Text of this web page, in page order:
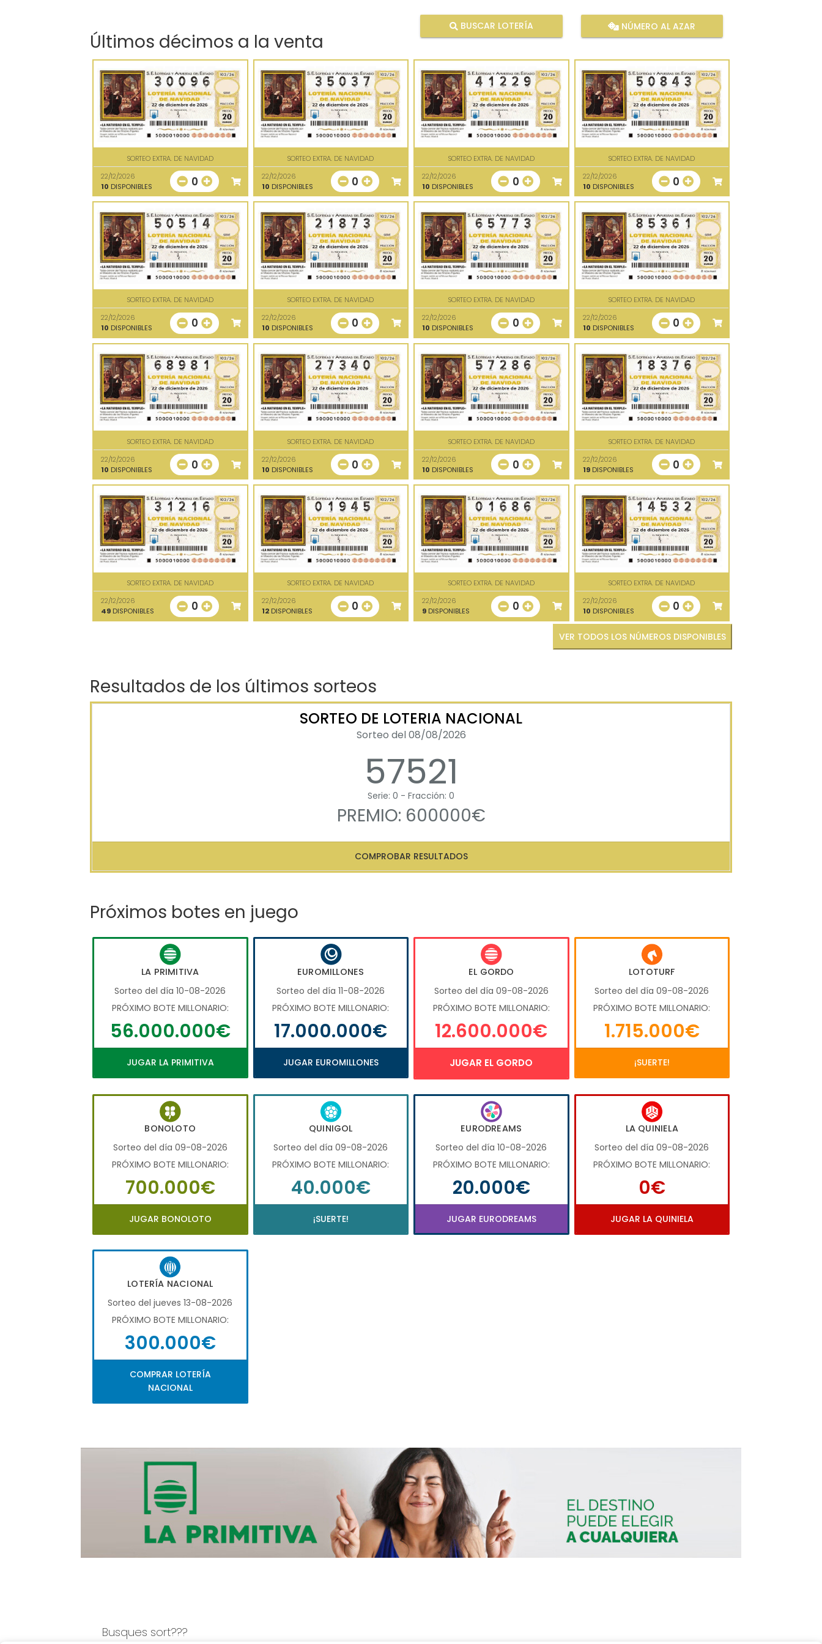
Últimos décimos a la venta
BUSCAR LOTERÍA NÚMERO AL AZAR
SORTEO EXTRA. DE NAVIDAD
22/12/2026
10 DISPONIBLES 0
SORTEO EXTRA. DE NAVIDAD
22/12/2026
10 DISPONIBLES 0
SORTEO EXTRA. DE NAVIDAD
22/12/2026
10 DISPONIBLES 0
SORTEO EXTRA. DE NAVIDAD
22/12/2026
10 DISPONIBLES 0
SORTEO EXTRA. DE NAVIDAD
22/12/2026
10 DISPONIBLES 0
SORTEO EXTRA. DE NAVIDAD
22/12/2026
10 DISPONIBLES 0
SORTEO EXTRA. DE NAVIDAD
22/12/2026
10 DISPONIBLES 0
SORTEO EXTRA. DE NAVIDAD
22/12/2026
10 DISPONIBLES 0
SORTEO EXTRA. DE NAVIDAD
22/12/2026
10 DISPONIBLES 0
SORTEO EXTRA. DE NAVIDAD
22/12/2026
10 DISPONIBLES 0
SORTEO EXTRA. DE NAVIDAD
22/12/2026
10 DISPONIBLES 0
SORTEO EXTRA. DE NAVIDAD
22/12/2026
19DISPONIBLES 0
SORTEO EXTRA. DE NAVIDAD
22/12/2026
49 DISPONIBLES 0
SORTEO EXTRA. DE NAVIDAD
22/12/2026
12DISPONIBLES 0
SORTEO EXTRA. DE NAVIDAD
22/12/2026
9 DISPONIBLES 0
SORTEO EXTRA. DE NAVIDAD
22/12/2026
10 DISPONIBLES 0
VER TODOS LOS NÚMEROS DISPONIBLES
Resultados de los últimos sorteos
SORTEO DE LOTERIA NACIONAL
Sorteo del 08/08/2026
57521
Serie: 0 - Fracción: 0
PREMIO: 600000€
COMPROBAR RESULTADOS
Próximos botes en juego
LA PRIMITIVA
Sorteo del día 10-08-2026
PRÓXIMO BOTE MILLONARIO:
56.000.000€
JUGAR LA PRIMITIVA
EUROMILLONES
Sorteo del día 11-08-2026
PRÓXIMO BOTE MILLONARIO:
17.000.000€
JUGAR EUROMILLONES
EL GORDO
Sorteo del día 09-08-2026
PRÓXIMO BOTE MILLONARIO:
12.600.000€
JUGAR EL GORDO
LOTOTURF
Sorteo del día 09-08-2026
PRÓXIMO BOTE MILLONARIO:
1.715.000€
¡SUERTE!
BONOLOTO
Sorteo del día 09-08-2026
PRÓXIMO BOTE MILLONARIO:
700.000€
JUGAR BONOLOTO
QUINIGOL
Sorteo del día 09-08-2026
PRÓXIMO BOTE MILLONARIO:
40.000€
¡SUERTE!
EURODREAMS
Sorteo del día 10-08-2026
PRÓXIMO BOTE MILLONARIO:
20.000€
JUGAR EURODREAMS
LA QUINIELA
Sorteo del día 09-08-2026
PRÓXIMO BOTE MILLONARIO:
0€
JUGAR LA QUINIELA
LOTERÍA NACIONAL
Sorteo del jueves 13-08-2026
PRÓXIMO BOTE MILLONARIO:
300.000€
COMPRAR LOTERÍA
NACIONAL
Busques sort???